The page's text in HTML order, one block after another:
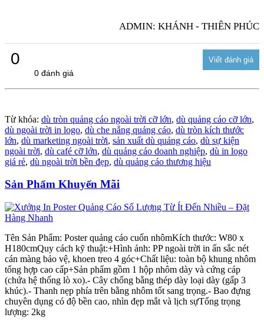
ADMIN: KHÁNH - THIÊN PHÚC
0
0 đánh giá
Từ khóa: dù tròn quảng cáo ngoài trời cỡ lớn, dù quảng cáo cỡ lớn,
dù ngoài trời in logo, dù che nắng quảng cáo, dù tròn kích thước
lớn, dù marketing ngoài trời, sản xuất dù quảng cáo, dù sự kiện
ngoài trời, dù café cỡ lớn, dù quảng cáo doanh nghiệp, dù in logo
giá rẻ, dù ngoài trời bền đẹp, dù quảng cáo thương hiệu
Sản Phẩm Khuyến Mãi
Tên Sản Phẩm: Poster quảng cáo cuốn nhômKích thước: W80 x
H180cmQuy cách kỹ thuật:+Hình ảnh: PP ngoài trời in ấn sắc nét
cán màng bảo vệ, khoen treo 4 góc+Chất liệu: toàn bộ khung nhôm
tổng hợp cao cấp+Sản phẩm gồm 1 hộp nhôm dày và cứng cáp
(chứa hệ thống lò xo).- Cây chống bằng thép dày loại dày (gấp 3
khúc).- Thanh nẹp phía trên bằng nhôm tốt sang trọng.- Bao đựng
chuyên dụng có độ bền cao, nhìn đẹp mắt và lịch sựTổng trọng
lượng: 2kg